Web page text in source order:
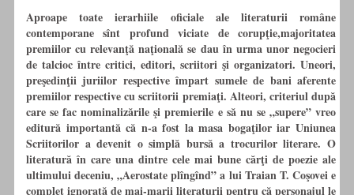
Aproape toate ierarhiile oficiale ale literaturii române
contemporane sînt profund viciate de corupţie,majoritatea
premiilor cu relevanţă naţională se dau în urma unor negocieri
de talcioc între critici, editori, scriitori şi organizatori. Uneori,
preşedinţii juriilor respective împart sumele de bani aferente
premiilor respective cu scriitorii premiaţi. Alteori, criteriul după
care se fac nominalizările şi premierile e să nu se „supere” vreo
editură importantă că n-a fost la masa bogaţilor iar Uniunea
Scriitorilor a devenit o simplă bursă a trocurilor literare. O
literatură în care una dintre cele mai bune cărţi de poezie ale
ultimului deceniu, „Aerostate plîngînd” a lui Traian T. Coşovei e
complet ignorată de mai-marii literaturii pentru că personajul le